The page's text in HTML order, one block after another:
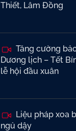
Thiết, Lâm Đồng
Tăng cường
Dương lịch – Tết
lễ hội đầu xuân
Liệu pháp xoa
ngủ dậy